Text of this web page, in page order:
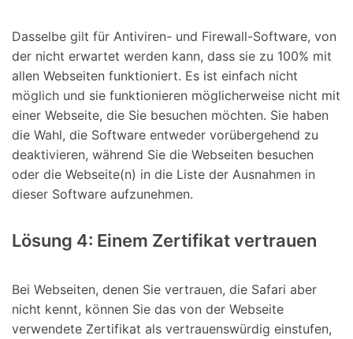
Dasselbe gilt für Antiviren- und Firewall-Software, von
der nicht erwartet werden kann, dass sie zu 100% mit
allen Webseiten funktioniert. Es ist einfach nicht
möglich und sie funktionieren möglicherweise nicht mit
einer Webseite, die Sie besuchen möchten. Sie haben
die Wahl, die Software entweder vorübergehend zu
deaktivieren, während Sie die Webseiten besuchen
oder die Webseite(n) in die Liste der Ausnahmen in
dieser Software aufzunehmen.
Lösung 4: Einem Zertifikat vertrauen
Bei Webseiten, denen Sie vertrauen, die Safari aber
nicht kennt, können Sie das von der Webseite
verwendete Zertifikat als vertrauenswürdig einstufen,